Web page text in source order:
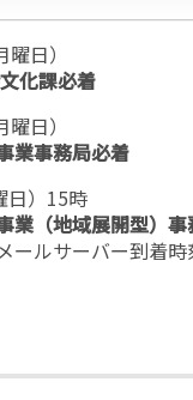
日）
化課必着
日）
業事務局必着
日）15時
業（地域展開型）事
バー到着時刻で